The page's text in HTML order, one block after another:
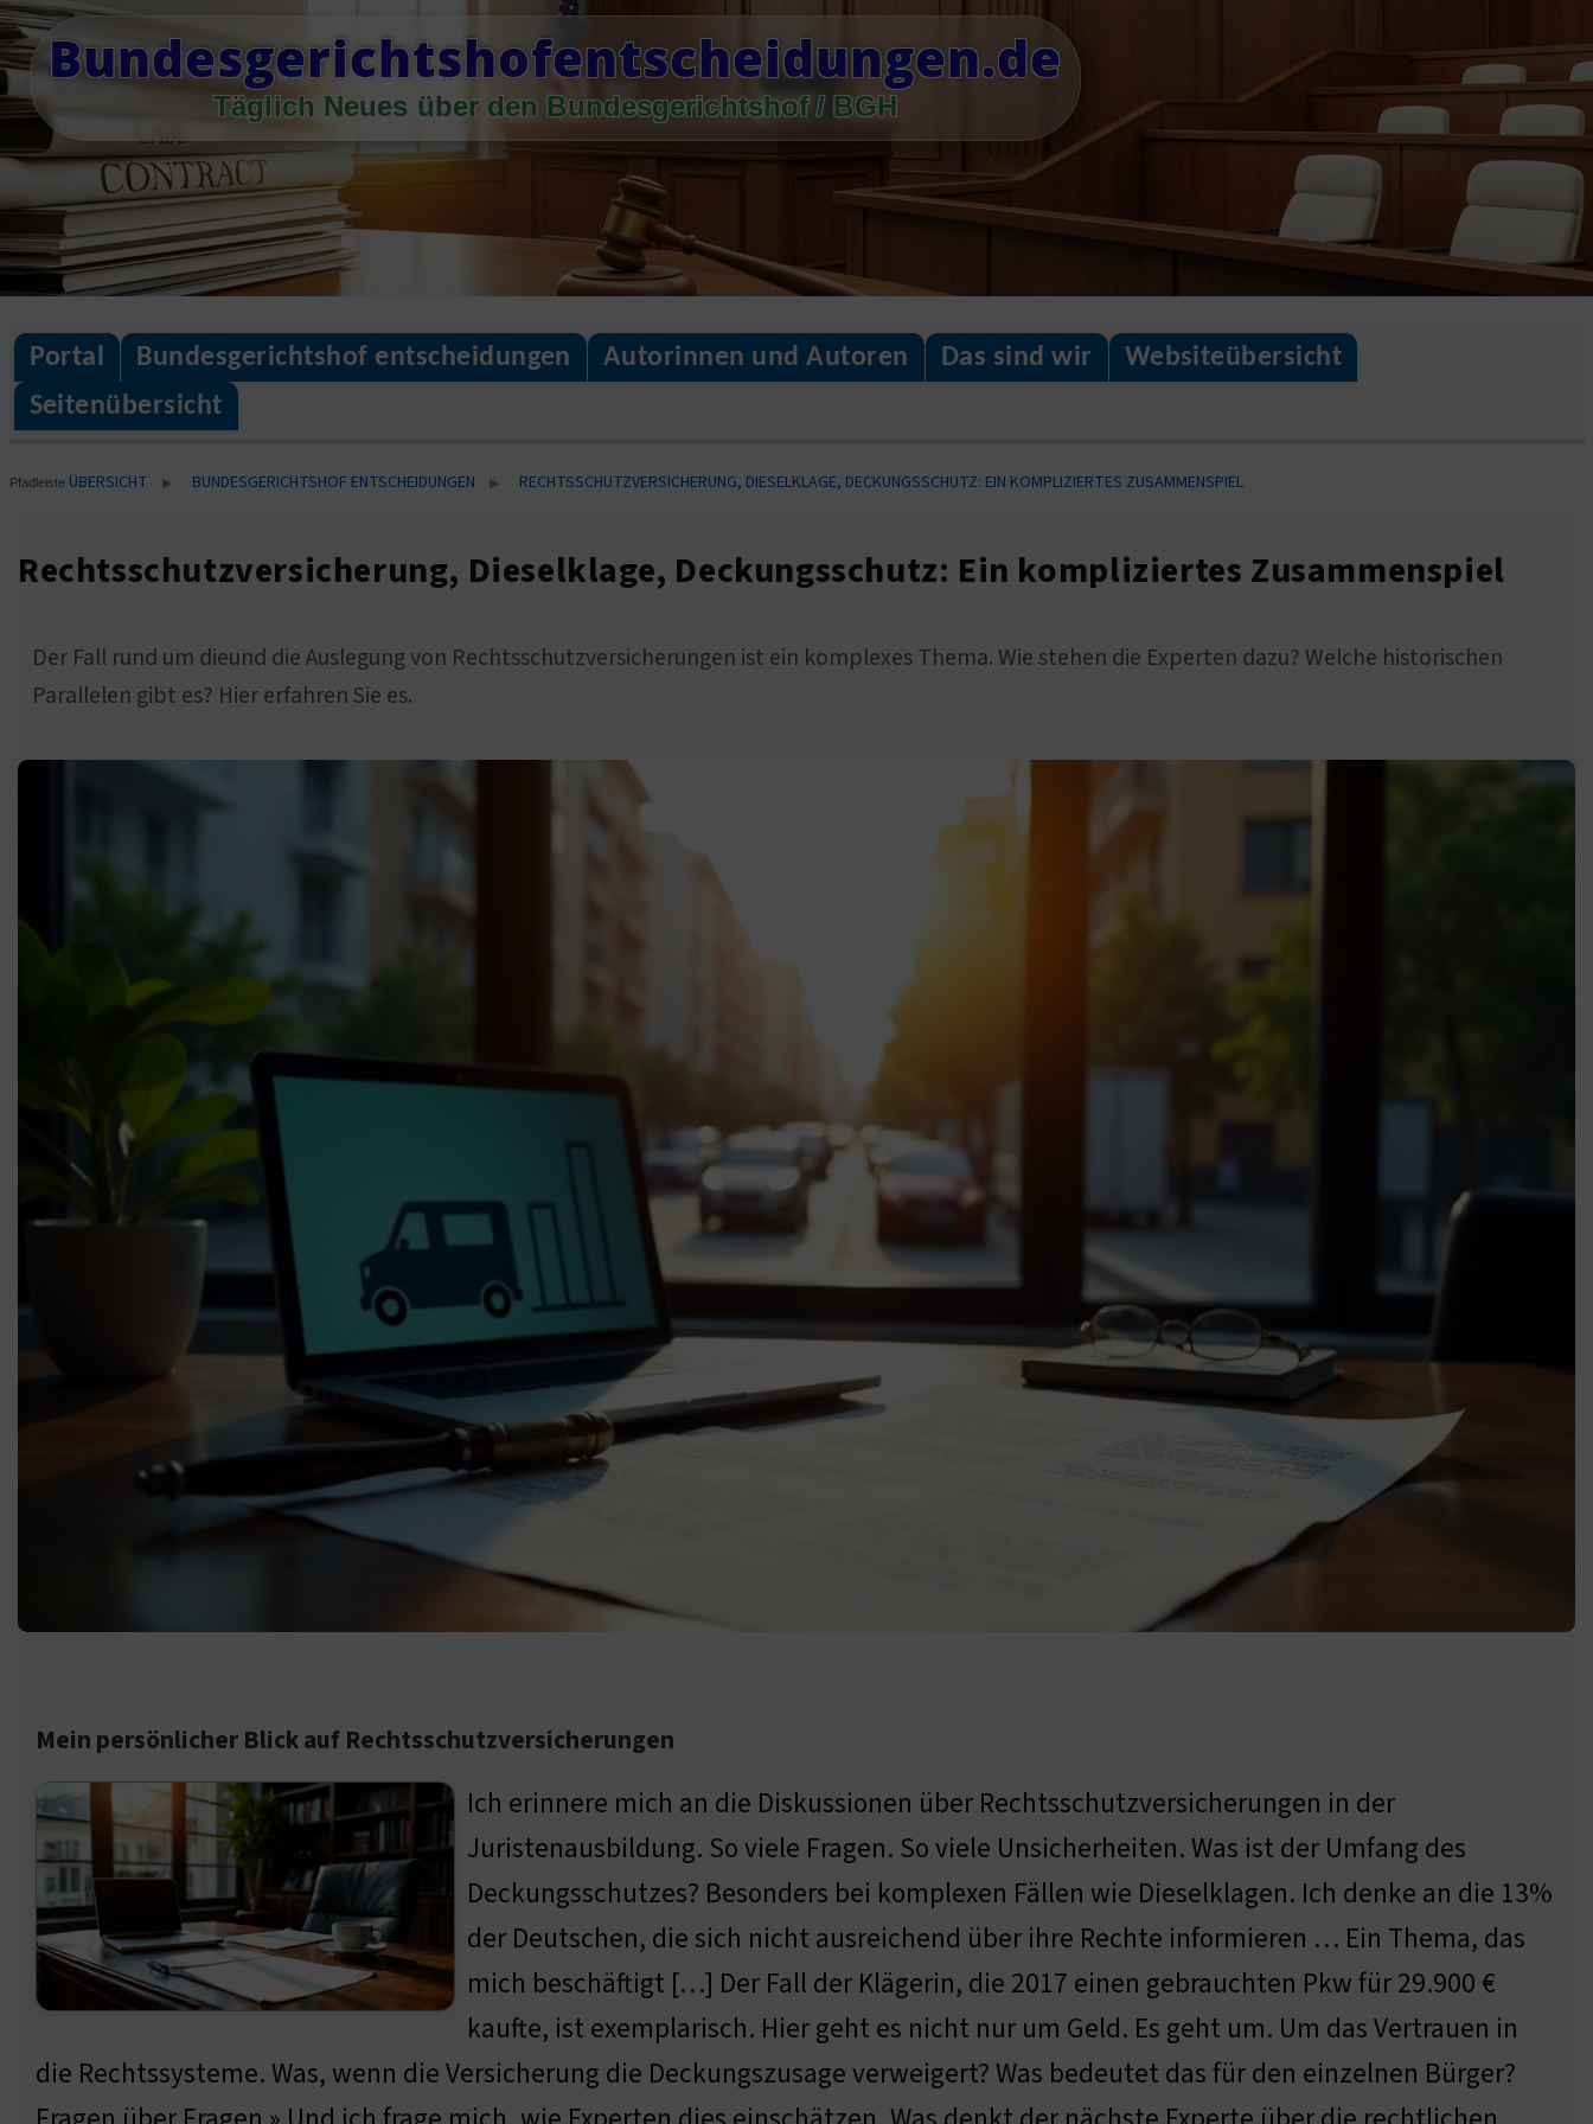
Skip
to
content
Bundesgerichtshofentscheidungen.de
Täglich Neues über den Bundesgerichtshof / BGH
Portal Bundesgerichtshof entscheidungen Autorinnen und Autoren Das sind wir
Websiteübersicht
Seitenübersicht
Pfadleiste ÜBERSICHT ▶ BUNDESGERICHTSHOF ENTSCHEIDUNGEN ▶ RECHTSSCHUTZVERSICHERUNG, DIESELKLAGE, DECKUNGSSCHUTZ: EIN KOMPLIZIERTES ZUSAMMENSPIEL
Rechtsschutzversicherung, Dieselklage, Deckungsschutz: Ein kompliziertes Zusammenspiel
Der Fall rund um dieund die Auslegung von Rechtsschutzversicherungen ist ein komplexes Thema. Wie stehen die Experten dazu? Welche historischen
Parallelen gibt es? Hier erfahren Sie es.
Mein persönlicher Blick auf Rechtsschutzversicherungen
Ich erinnere mich an die Diskussionen über Rechtsschutzversicherungen in der
Juristenausbildung. So viele Fragen. So viele Unsicherheiten. Was ist der Umfang des
Deckungsschutzes? Besonders bei komplexen Fällen wie Dieselklagen. Ich denke an die 13%
der Deutschen, die sich nicht ausreichend über ihre Rechte informieren … Ein Thema, das
mich beschäftigt […] Der Fall der Klägerin, die 2017 einen gebrauchten Pkw für 29.900 €
kaufte, ist exemplarisch. Hier geht es nicht nur um Geld. Es geht um. Um das Vertrauen in
die Rechtssysteme. Was, wenn die Versicherung die Deckungszusage verweigert? Was bedeutet das für den einzelnen Bürger?